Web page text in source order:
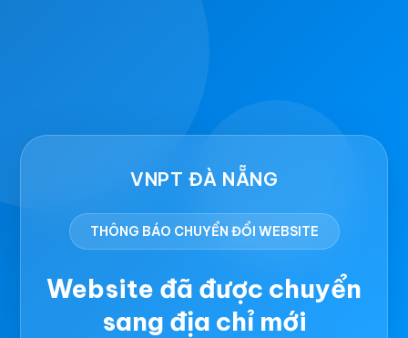
VNPT ĐÀ NẴNG
THÔNG BÁO CHUYỂN ĐỔI WEBSITE
Website đã được chuyển
sang địa chỉ mới